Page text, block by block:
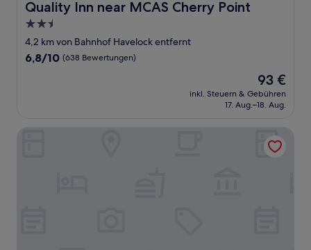
Quality Inn near MCAS Cherry Point
Quality Inn near MCAS Cherry Point
2.5-
Sterne-
Unterkunft
4,2 km von Bahnhof Havelock entfernt
6.8
6,8/10 (638 Bewertungen)
Der
Preis
beträgt
93 €
inkl. Steuern & Gebühren
17. Aug.–18. Aug.